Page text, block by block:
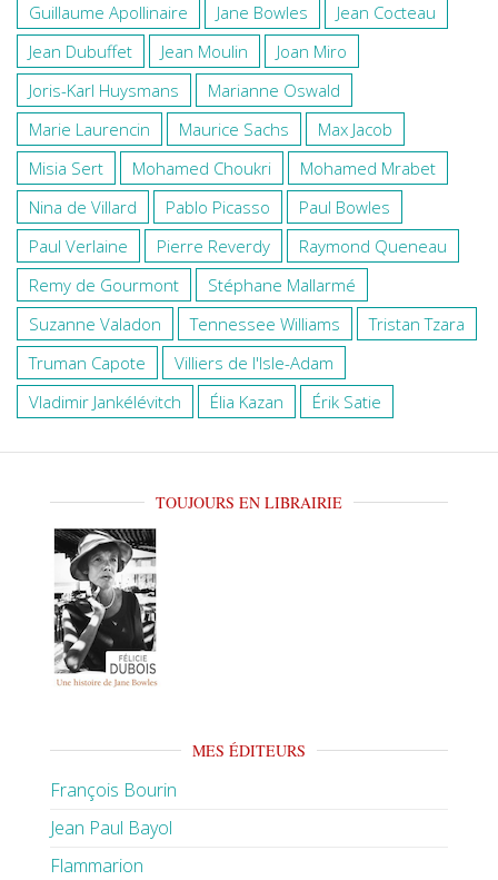
Guillaume Apollinaire
Jane Bowles
Jean Cocteau
Jean Dubuffet
Jean Moulin
Joan Miro
Joris-Karl Huysmans
Marianne Oswald
Marie Laurencin
Maurice Sachs
Max Jacob
Misia Sert
Mohamed Choukri
Mohamed Mrabet
Nina de Villard
Pablo Picasso
Paul Bowles
Paul Verlaine
Pierre Reverdy
Raymond Queneau
Remy de Gourmont
Stéphane Mallarmé
Suzanne Valadon
Tennessee Williams
Tristan Tzara
Truman Capote
Villiers de l'Isle-Adam
Vladimir Jankélévitch
Élia Kazan Érik Satie
TOUJOURS EN LIBRAIRIE
MES ÉDITEURS
François Bourin
Jean Paul Bayol
Flammarion